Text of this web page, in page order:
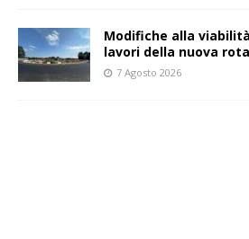
Modifiche alla
lavori della nuova
7 Agosto 2026